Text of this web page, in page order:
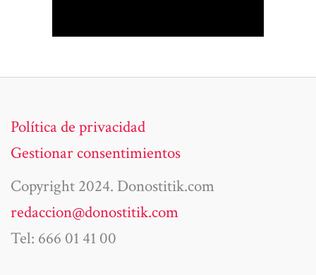
Política de privacidad
Gestionar consentimientos
Copyright 2024. Donostitik.com
redaccion@donostitik.com
Tel: 666 01 41 00